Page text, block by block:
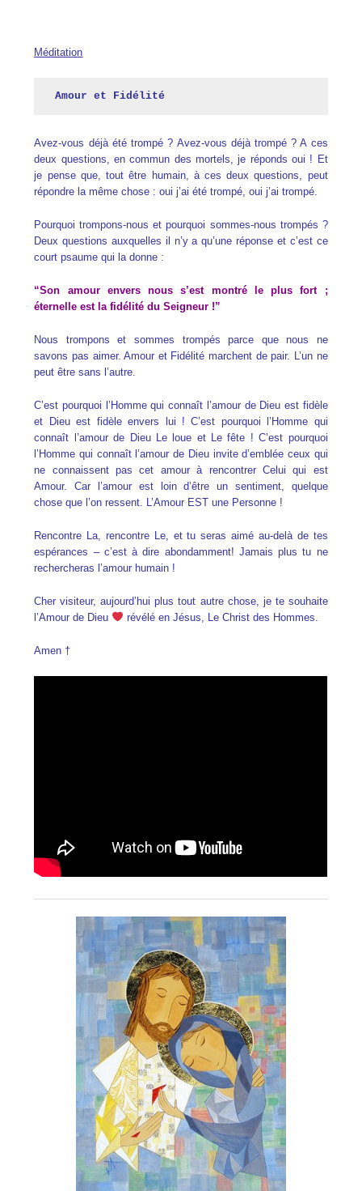
Méditation
Amour et Fidélité
Avez-vous déjà été trompé ? Avez-vous déjà trompé ? A ces
deux questions, en commun des mortels, je réponds oui ! Et
je pense que, tout être humain, à ces deux questions, peut
répondre la même chose : oui j’ai été trompé, oui j’ai trompé.
Pourquoi trompons-nous et pourquoi sommes-nous trompés ?
Deux questions auxquelles il n’y a qu’une réponse et c’est ce
court psaume qui la donne :
“Son amour envers nous s’est montré le plus fort ;
éternelle est la fidélité du Seigneur !”
Nous trompons et sommes trompés parce que nous ne
savons pas aimer. Amour et Fidélité marchent de pair. L’un ne
peut être sans l’autre.
C’est pourquoi l’Homme qui connaît l’amour de Dieu est fidèle
et Dieu est fidèle envers lui !C’est pourquoi l’Homme qui
connaît l’amour de Dieu Le loue et Le fête !C’est pourquoi
l’Homme qui connaît l’amour de Dieu invited’emblée ceux qui
ne connaissent pas cet amour à rencontrer Celui qui est
Amour. Car l’amour est loin d’être un sentiment, quelque
chose que l’on ressent. L’Amour EST une Personne !
Rencontre La, rencontre Le, et tu seras aimé au-delà de tes
espérances – c’est à dire abondamment! Jamais plus tu ne
rechercheras l’amour humain !
Cher visiteur, aujourd’hui plus tout autre chose, je te souhaite
l’Amour de Dieu
révélé en Jésus, Le Christ des Hommes.
Amen †